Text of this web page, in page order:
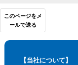
このページをメ
ールで送る
【当社について】